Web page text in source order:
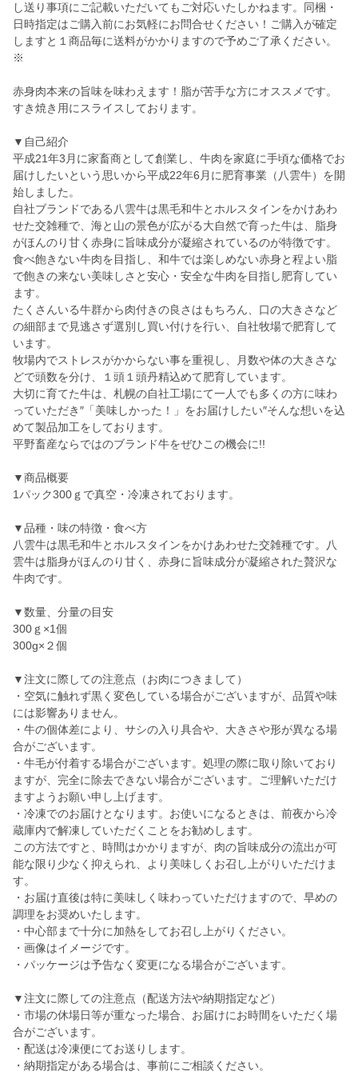
し送り事項にご記載いただいてもご対応いたしかねます。同梱・
日時指定はご購入前にお気軽にお問合せください！ご購入が確定
しますと１商品毎に送料がかかりますので予めご了承ください。
※
赤身肉本来の旨味を味わえます！脂が苦手な方にオススメです。
すき焼き用にスライスしております。
▼自己紹介
平成21年3月に家畜商として創業し、牛肉を家庭に手頃な価格でお
届けしたいという思いから平成22年6月に肥育事業（八雲牛）を開
始しました。
自社ブランドである八雲牛は黒毛和牛とホルスタインをかけあわ
せた交雑種で、海と山の景色が広がる大自然で育った牛は、脂身
がほんのり甘く赤身に旨味成分が凝縮されているのが特徴です。
食べ飽きない牛肉を目指し、和牛では楽しめない赤身と程よい脂
で飽きの来ない美味しさと安心・安全な牛肉を目指し肥育してい
ます。
たくさんいる牛群から肉付きの良さはもちろん、口の大きさなど
の細部まで見逃さず選別し買い付けを行い、自社牧場で肥育して
います。
牧場内でストレスがかからない事を重視し、月数や体の大きさな
どで頭数を分け、１頭１頭丹精込めて肥育しています。
大切に育てた牛は、札幌の自社工場にて一人でも多くの方に味わ
っていただき″「美味しかった！」をお届けしたい″そんな想いを込
めて製品加工をしております。
平野畜産ならではのブランド牛をぜひこの機会に!!
▼商品概要
1パック300ｇで真空・冷凍されております。
▼品種・味の特徴・食べ方
八雲牛は黒毛和牛とホルスタインをかけあわせた交雑種です。八
雲牛は脂身がほんのり甘く、赤身に旨味成分が凝縮された贅沢な
牛肉です。
▼数量、分量の目安
300ｇ×1個
300g×２個
▼注文に際しての注意点（お肉につきまして）
・空気に触れず黒く変色している場合がございますが、品質や味
には影響ありません。
・牛の個体差により、サシの入り具合や、大きさや形が異なる場
合がございます。
・牛毛が付着する場合がございます。処理の際に取り除いており
ますが、完全に除去できない場合がございます。ご理解いただけ
ますようお願い申し上げます。
・冷凍でのお届けとなります。お使いになるときは、前夜から冷
蔵庫内で解凍していただくことをお勧めします。
この方法ですと、時間はかかりますが、肉の旨味成分の流出が可
能な限り少なく抑えられ、より美味しくお召し上がりいただけま
す。
・お届け直後は特に美味しく味わっていただけますので、早めの
調理をお奨めいたします。
・中心部まで十分に加熱をしてお召し上がりください。
・画像はイメージです。
・パッケージは予告なく変更になる場合がございます。
▼注文に際しての注意点（配送方法や納期指定など）
・市場の休場日等が重なった場合、お届けにお時間をいただく場
合がございます。
・配送は冷凍便にてお送りします。
・納期指定がある場合は、事前にご相談ください。